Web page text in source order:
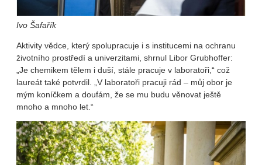
Ivo Šafařík
Aktivity vědce, který spolupracuje i s institucemi na ochranu
životního prostředí a univerzitami, shrnul Libor Grubhoffer:
„Je chemikem tělem i duší, stále pracuje v laboratoři,“ což
laureát také potvrdil. „V laboratoři pracuji rád – můj obor je
mým koníčkem a doufám, že se mu budu věnovat ještě
mnoho a mnoho let.“